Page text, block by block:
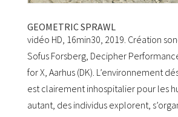
GEOMETRIC SPRAWL
vidéo HD, 16min30, 2019. Création
Sofus Forsberg, Decipher
for X, Aarhus (DK). L’environnement
est clairement inhospitalier pour les
autant, des individus explorent,